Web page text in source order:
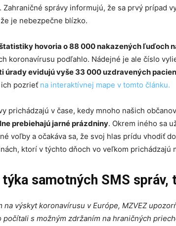
. Zahraničné správy informujú, že sa prvý prípad
je nebezpečne blízko.
hovoria o 88 000 nakazených ľuďoch
koronavírusu podľahlo. Nádejné je ale číslo
úrady evidujú vyše 33 000 uzdravených
pozrieť na interaktívnej mape v tomto článku.
prichádzajú v čase, kedy mnoho našich
prebiehajú jarné prázdniny. Okrem iného sa
voľby a očakáva sa, že svoj hlas prídu vhodiť
ktorí v týchto dňoch vo veľkom prichádzajú
týka samotných SMS správ,
na výskyt koronavírusu v Európe, MZVEZ
počítali s možným zdržaním na hraničných